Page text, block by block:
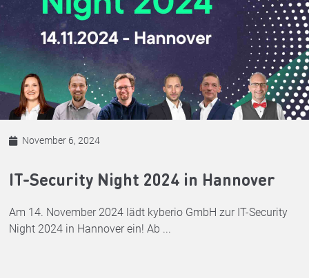
November 6, 2024
IT-Security Night 2024 in Hannover
Am 14. November 2024 lädt kyberio GmbH zur IT-Security
Night 2024 in Hannover ein! Ab ...